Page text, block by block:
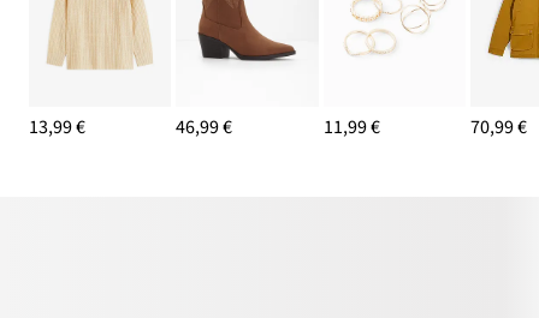
13,99 € 46,99 € 11,99 € 70,99 €